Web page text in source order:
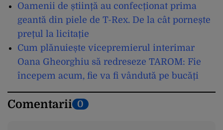
Oamenii de știință au confecționat prima
geantă din piele de T-Rex. De la cât pornește
prețul la licitație
Cum plănuiește vicepremierul interimar
Oana Gheorghiu să redreseze TAROM: Fie
începem acum, fie va fi vândută pe bucăți
Comentarii 0